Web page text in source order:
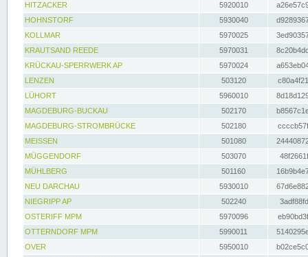
HITZACKER
5920010
HOHNSTORF
5930040
KOLLMAR
5970025
KRAUTSAND REEDE
5970031
KRÜCKAU-SPERRWERK AP
5970024
LENZEN
503120
LÜHORT
5960010
MAGDEBURG-BUCKAU
502170
MAGDEBURG-STROMBRÜCKE
502180
MEISSEN
501080
MÜGGENDORF
503070
MÜHLBERG
501160
NEU DARCHAU
5930010
NIEGRIPP AP
502240
OSTERIFF MPM
5970096
OTTERNDORF MPM
5990011
OVER
5950010